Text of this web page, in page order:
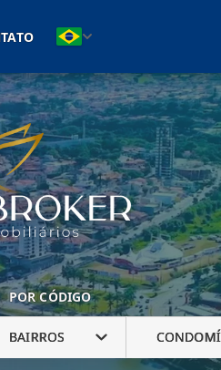
2005
POR CÓDIGO
BAIRROS